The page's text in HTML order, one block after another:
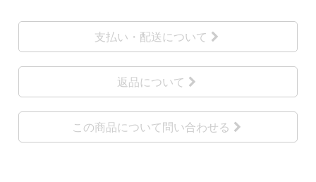
支払い・配送について
返品について
この商品について問い合わせる